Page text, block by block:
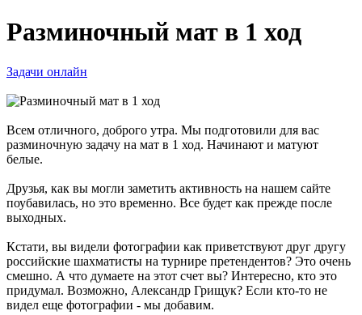
Разминочный мат в 1 ход
Задачи онлайн
Всем отличного, доброго утра. Мы подготовили для вас
разминочную задачу на мат в 1 ход. Начинают и матуют
белые.
Друзья, как вы могли заметить активность на нашем сайте
поубавилась, но это временно. Все будет как прежде после
выходных.
Кстати, вы видели фотографии как приветствуют друг другу
российские шахматисты на турнире претендентов? Это очень
смешно. А что думаете на этот счет вы? Интересно, кто это
придумал. Возможно, Александр Грищук? Если кто-то не
видел еще фотографии - мы добавим.